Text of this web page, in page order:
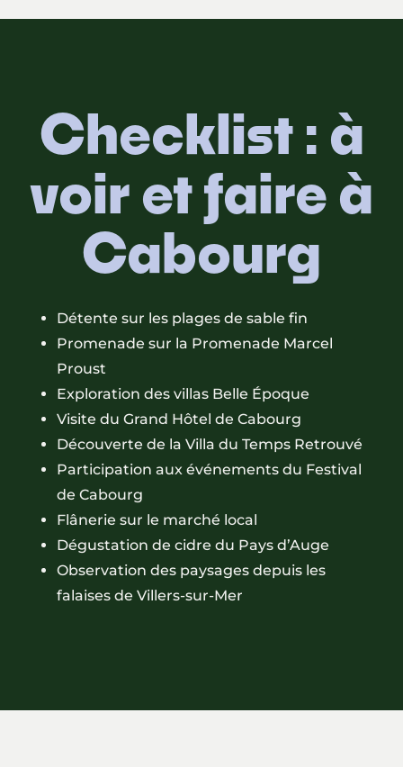
Checklist : à
voir et faire à
Cabourg
Détente sur les plages de sable fin
Promenade sur la Promenade Marcel
Proust
Exploration des villas Belle Époque
Visite du Grand Hôtel de Cabourg
Découverte de la Villa du Temps Retrouvé
Participation aux événements du Festival
de Cabourg
Flânerie sur le marché local
Dégustation de cidre du Pays d’Auge
Observation des paysages depuis les
falaises de Villers-sur-Mer